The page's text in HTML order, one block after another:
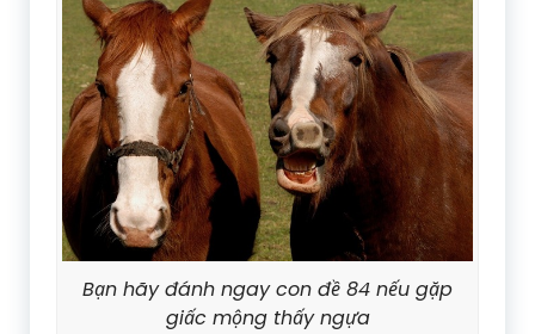
Bạn hãy đánh ngay con đề 84 nếu gặp
giấc mộng thấy ngựa